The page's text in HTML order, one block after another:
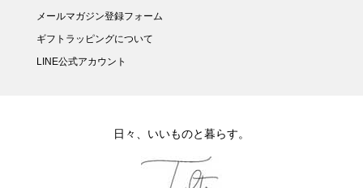
メールマガジン登録フォーム
ギフトラッピングについて
LINE公式アカウント
日々、いいものと暮らす。